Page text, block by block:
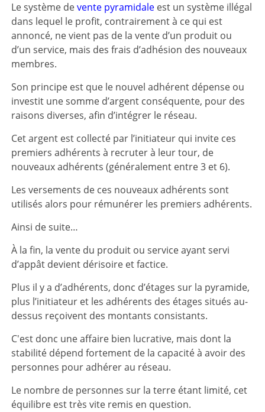
Le système devente pyramidale est un système illégal
dans lequel le profit, contrairement à ce qui est
annoncé, ne vient pas de la vente d’un produit ou
d’un service, mais des frais d’adhésion des nouveaux
membres.
Son principe est que le nouvel adhérent dépense ou
investit une somme d’argent conséquente, pour des
raisons diverses, afin d’intégrer le réseau.
Cet argent est collecté par l’initiateur qui invite ces
premiers adhérents à recruter à leur tour, de
nouveaux adhérents (généralement entre 3 et 6).
Les versements de ces nouveaux adhérents sont
utilisés alors pour rémunérer les premiers adhérents.
Ainsi de suite…
À la fin, la vente du produit ou service ayant servi
d’appât devient dérisoire et factice.
Plus il y a d’adhérents, donc d’étages sur la pyramide,
plus l’initiateur et les adhérents des étages situés au-
dessus reçoivent des montants consistants.
C'est donc une affaire bien lucrative, mais dont la
stabilité dépend fortement de la capacité à avoir des
personnes pour adhérer au réseau.
Le nombre de personnes sur la terre étant limité, cet
équilibre est très vite remis en question.